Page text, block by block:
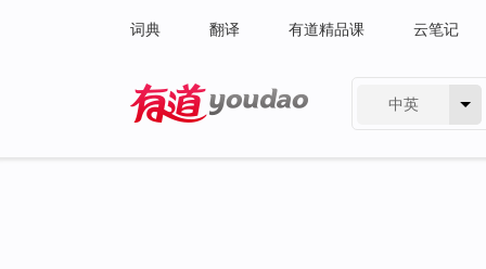
词典 翻译 有道精品课 云笔记
中英